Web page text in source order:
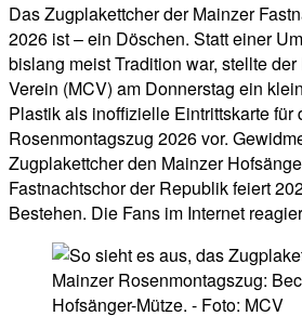
Das Zugplakettcher der Mainzer
2026 ist – ein Döschen. Statt einer
bislang meist Tradition war, stellte
Verein (MCV) am Donnerstag ein
Plastik als inoffizielle Eintrittskarte für
Rosenmontagszug 2026 vor.
Zugplakettcher den Mainzer
Fastnachtschor der Republik feiert
Bestehen. Die Fans im Internet